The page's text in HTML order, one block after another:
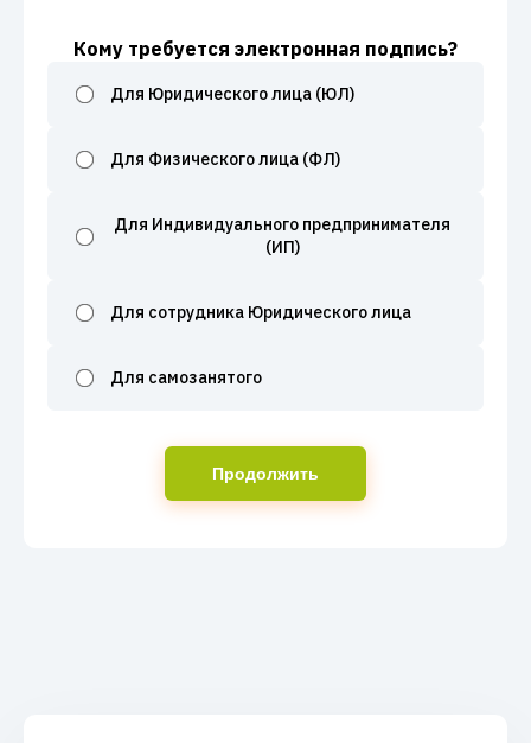
Кому требуется электронная подпись?
Для Юридического лица (ЮЛ)
Для Физического лица (ФЛ)
Для Индивидуального предпринимателя
(ИП)
Для сотрудника Юридического лица
Для самозанятого
Продолжить